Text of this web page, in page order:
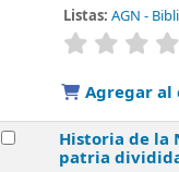
Listas: AGN -
valoración
Agregar
Historia de la
patria